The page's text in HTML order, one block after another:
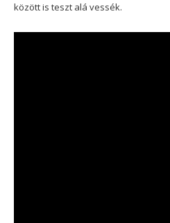
között is teszt alá vessék.